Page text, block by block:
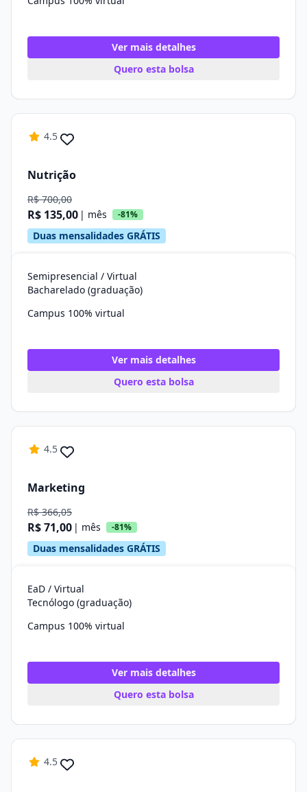
Ver mais detalhes
Quero esta bolsa
4.5
Nutrição
R$ 700,00
R$ 135,00 | mês -81%
Duas mensalidades GRÁTIS
Semipresencial / Virtual
Bacharelado (graduação)
Campus 100% virtual
Ver mais detalhes
Quero esta bolsa
4.5
Marketing
R$ 366,05
R$ 71,00 | mês -81%
Duas mensalidades GRÁTIS
EaD / Virtual
Tecnólogo (graduação)
Campus 100% virtual
Ver mais detalhes
Quero esta bolsa
4.5